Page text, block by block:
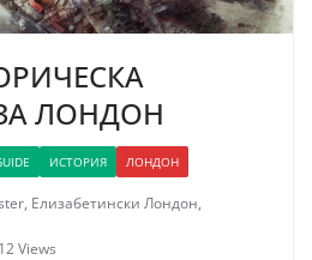
ЛОНДОН
ИСТОРИЯ ЛОНДОН
, Елизабетински Лондон,
Views